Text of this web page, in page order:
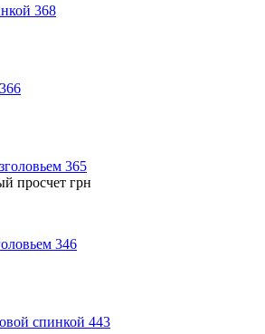
368
365
просчет грн
346
спинкой 443